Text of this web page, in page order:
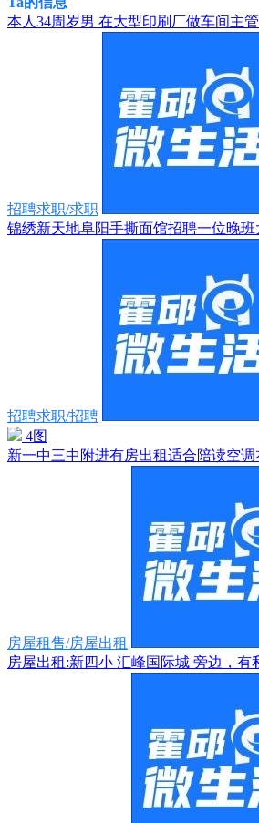
本人34周岁男 在大型印刷厂做车间主
招聘求职/求职
锦绣新天地阜阳手撕面馆招聘一位晚
招聘求职/招聘
4图
新一中三中附进有房出租适合陪读空
房屋租售/房屋出租
房屋出租:新四小 汇峰国际城 旁边，